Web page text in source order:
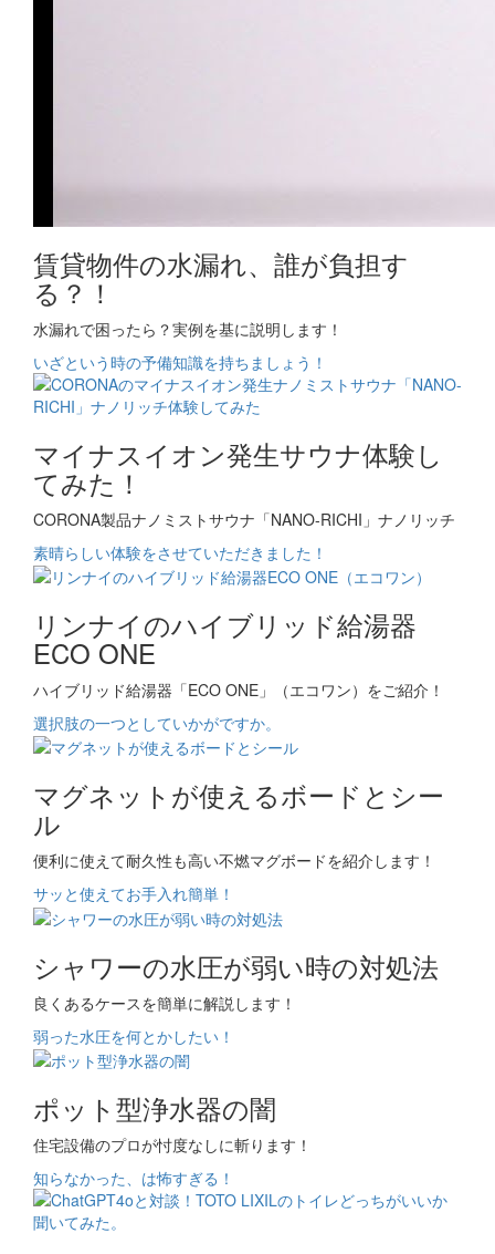
賃貸物件の水漏れ、誰が負担す
る？！
水漏れで困ったら？実例を基に説明します！
いざという時の予備知識を持ちましょう！
マイナスイオン発生サウナ体験し
てみた！
CORONA製品ナノミストサウナ「NANO-RICHI」ナノリッチ
素晴らしい体験をさせていただきました！
リンナイのハイブリッド給湯器
ECO ONE
ハイブリッド給湯器「ECO ONE」（エコワン）をご紹介！
選択肢の一つとしていかがですか。
マグネットが使えるボードとシー
ル
便利に使えて耐久性も高い不燃マグボードを紹介します！
サッと使えてお手入れ簡単！
シャワーの水圧が弱い時の対処法
良くあるケースを簡単に解説します！
弱った水圧を何とかしたい！
ポット型浄水器の闇
住宅設備のプロが忖度なしに斬ります！
知らなかった、は怖すぎる！